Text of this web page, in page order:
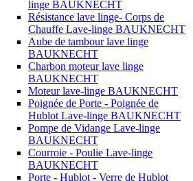
linge BAUKNECHT
Résistance lave linge- Corps de
Chauffe Lave-linge BAUKNECHT
Aube de tambour lave linge
BAUKNECHT
Charbon moteur lave linge
BAUKNECHT
Moteur lave-linge BAUKNECHT
Poignée de Porte - Poignée de
Hublot Lave-linge BAUKNECHT
Pompe de Vidange Lave-linge
BAUKNECHT
Courroie - Poulie Lave-linge
BAUKNECHT
Porte - Hublot - Verre de Hublot